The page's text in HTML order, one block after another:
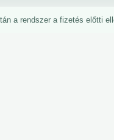
a rendszer a fizetés előtti